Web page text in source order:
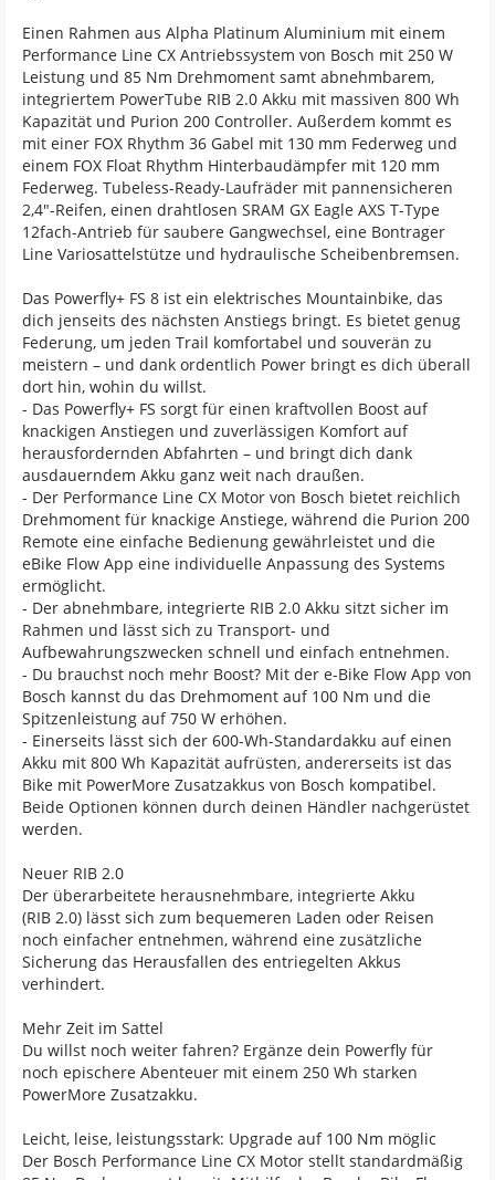
Einen Rahmen aus Alpha Platinum Aluminium mit einem
Performance Line CX Antriebssystem von Bosch mit 250 W
Leistung und 85 Nm Drehmoment samt abnehmbarem,
integriertem PowerTube RIB 2.0 Akku mit massiven 800 Wh
Kapazität und Purion 200 Controller. Außerdem kommt es
mit einer FOX Rhythm 36 Gabel mit 130 mm Federweg und
einem FOX Float Rhythm Hinterbaudämpfer mit 120 mm
Federweg. Tubeless-Ready-Laufräder mit pannensicheren
2,4"-Reifen, einen drahtlosen SRAM GX Eagle AXS T-Type
12fach-Antrieb für saubere Gangwechsel, eine Bontrager
Line Variosattelstütze und hydraulische Scheibenbremsen.
Das Powerfly+ FS 8 ist ein elektrisches Mountainbike, das
dich jenseits des nächsten Anstiegs bringt. Es bietet genug
Federung, um jeden Trail komfortabel und souverän zu
meistern – und dank ordentlich Power bringt es dich überall
dort hin, wohin du willst.
- Das Powerfly+ FS sorgt für einen kraftvollen Boost auf
knackigen Anstiegen und zuverlässigen Komfort auf
herausfordernden Abfahrten – und bringt dich dank
ausdauerndem Akku ganz weit nach draußen.
- Der Performance Line CX Motor von Bosch bietet reichlich
Drehmoment für knackige Anstiege, während die Purion 200
Remote eine einfache Bedienung gewährleistet und die
eBike Flow App eine individuelle Anpassung des Systems
ermöglicht.
- Der abnehmbare, integrierte RIB 2.0 Akku sitzt sicher im
Rahmen und lässt sich zu Transport- und
Aufbewahrungszwecken schnell und einfach entnehmen.
- Du brauchst noch mehr Boost? Mit der e-Bike Flow App von
Bosch kannst du das Drehmoment auf 100 Nm und die
Spitzenleistung auf 750 W erhöhen.
- Einerseits lässt sich der 600-Wh-Standardakku auf einen
Akku mit 800 Wh Kapazität aufrüsten, andererseits ist das
Bike mit PowerMore Zusatzakkus von Bosch kompatibel.
Beide Optionen können durch deinen Händler nachgerüstet
werden.
Neuer RIB 2.0
Der überarbeitete herausnehmbare, integrierte Akku
(RIB 2.0) lässt sich zum bequemeren Laden oder Reisen
noch einfacher entnehmen, während eine zusätzliche
Sicherung das Herausfallen des entriegelten Akkus
verhindert.
Mehr Zeit im Sattel
Du willst noch weiter fahren? Ergänze dein Powerfly für
noch epischere Abenteuer mit einem 250 Wh starken
PowerMore Zusatzakku.
Leicht, leise, leistungsstark: Upgrade auf 100 Nm möglic
Der Bosch Performance Line CX Motor stellt standardmäßig